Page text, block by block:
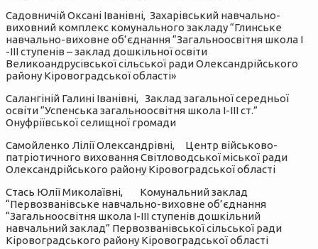
Садовничій Оксані Іванівні, Захарівський навчально-
виховний комплекс комунального закладу “Глинське
навчально-виховне об’єднання “Загальноосвітня школа І
-ІІІ ступенів – заклад дошкільної освіти
Великоандрусівської сільської ради Олександрійського
району Кіровоградської області»
Салангіній Галині Іванівні, Заклад загальної середньої
освіти “Успенська загальноосвітня школа І-ІІІ ст.”
Онуфріївської селищної громади
Самойленко Лілії Олександрівні, Центр військово-
патріотичного виховання Світловодської міської ради
Олександрійського району Кіровоградської області
Стась Юлії Миколаївні, Комунальний заклад
“Первозванівське навчально-виховне об’єднання
“Загальноосвітня школа І-ІІІ ступенів дошкільний
навчальний заклад” Первозванівської сільської ради
Кіровоградського району Кіровоградської області